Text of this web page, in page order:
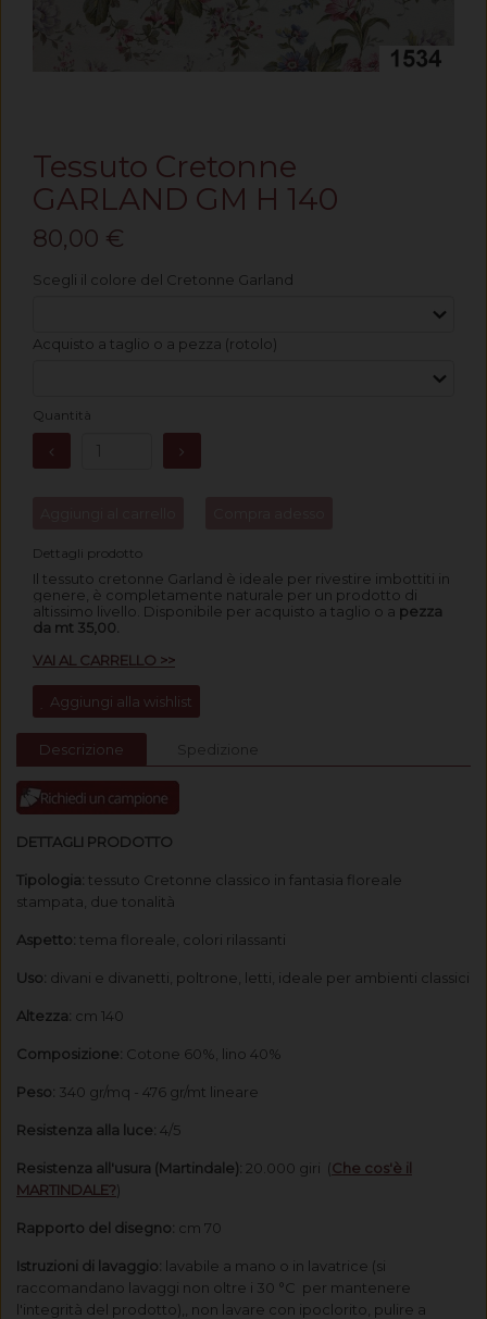
Tessuto Cretonne
GARLAND GM H 140
80,00 €
Scegli il colore del Cretonne Garland
Acquisto a taglio o a pezza (rotolo)
Quantità
Dettagli prodotto
Il tessuto cretonne Garland è ideale per rivestire imbottiti in
genere, è completamente naturale per un prodotto di
altissimo livello. Disponibile per acquisto a taglio o a pezza
da mt 35,00.
VAI AL CARRELLO >>
Aggiungi alla wishlist
Descrizione Spedizione
DETTAGLI PRODOTTO
Tipologia: tessuto Cretonne classico in fantasia floreale
stampata, due tonalità
Aspetto: tema floreale, colori rilassanti
Uso: divani e divanetti, poltrone, letti, ideale per ambienti classici
Altezza: cm 140
Composizione: Cotone 60%, lino 40%
Peso: 340 gr/mq - 476 gr/mt lineare
Resistenza alla luce: 4/5
Resistenza all'usura (Martindale): 20.000 giri (Che cos'è il
MARTINDALE?)
Rapporto del disegno: cm 70
Istruzioni di lavaggio: lavabile a mano o in lavatrice (si
raccomandano lavaggi non oltre i 30 °C per mantenere
l'integrità del prodotto),
, non lavare con ipoclorito, pulire a